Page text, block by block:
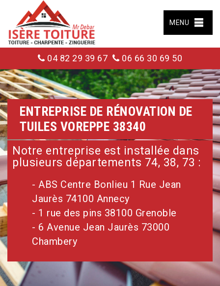
MENU
04 82 29 39 67 06 66 30 69 50
ENTREPRISE DE RÉNOVATION DE
TUILES VOREPPE 38340
Notre entreprise est installée dans
plusieurs départements 74, 38, 73 :
- ABS Centre Bonlieu 1 Rue Jean
Jaurès 74100 Annecy
- 1 rue des pins 38100 Grenoble
- 6 Avenue Jean Jaurès 73000
Chambery